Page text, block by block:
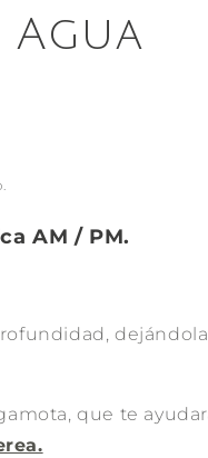
Agua
AM / PM.
dejándola
que te